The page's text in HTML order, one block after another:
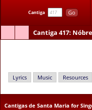
Cantiga Go
Cantiga 417:
Lyrics Music Resources
Cantigas de Santa Maria for